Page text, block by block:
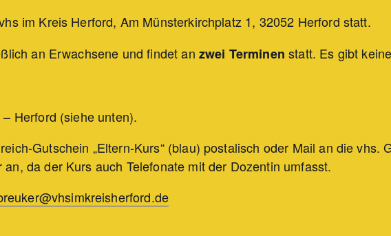
im Kreis Herford, Am Münsterkirchplatz 1, 32052 Herford statt.
an Erwachsene und findet an zwei Terminen statt. Es gibt
Herford (siehe unten).
Gutschein „Eltern-Kurs“ (blau) postalisch oder Mail an die
da der Kurs auch Telefonate mit der Dozentin umfasst.